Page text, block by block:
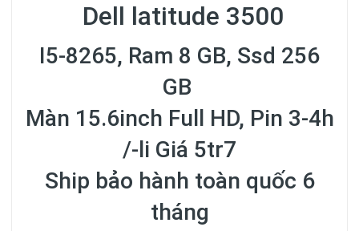
Dell latitude 3500
I5-8265, Ram 8 GB, Ssd 256
GB
Màn 15.6inch Full HD, Pin 3-4h
/-li Giá 5tr7
Ship bảo hành toàn quốc 6
tháng